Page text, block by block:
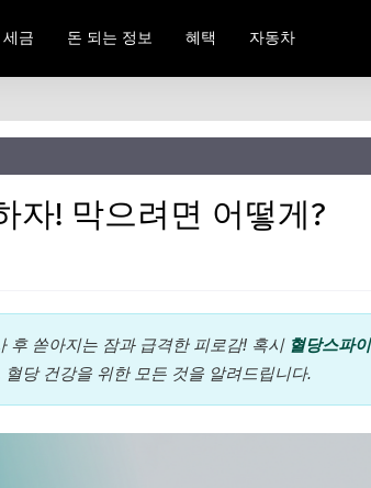
금 돈 되는 정보 혜택 자동차
자! 막으려면 어떻게?
후 쏟아지는 잠과 급격한 피로감! 혹시 혈당스파
당 건강을 위한 모든 것을 알려드립니다.